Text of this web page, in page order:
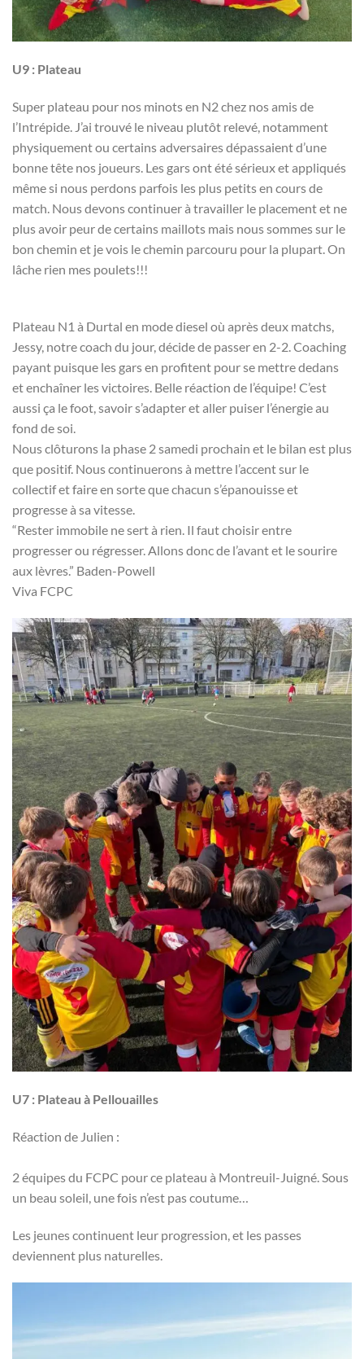
U9 : Plateau
Super plateau pour nos minots en N2 chez nos amis de
l’Intrépide. J’ai trouvé le niveau plutôt relevé, notamment
physiquement ou certains adversaires dépassaient d’une
bonne tête nos joueurs. Les gars ont été sérieux et appliqués
même si nous perdons parfois les plus petits en cours de
match. Nous devons continuer à travailler le placement et ne
plus avoir peur de certains maillots mais nous sommes sur le
bon chemin et je vois le chemin parcouru pour la plupart. On
lâche rien mes poulets!!!
Plateau N1 à Durtal en mode diesel où après deux matchs,
Jessy, notre coach du jour, décide de passer en 2-2. Coaching
payant puisque les gars en profitent pour se mettre dedans
et enchaîner les victoires. Belle réaction de l’équipe! C’est
aussi ça le foot, savoir s’adapter et aller puiser l’énergie au
fond de soi.
Nous clôturons la phase 2 samedi prochain et le bilan est plus
que positif. Nous continuerons à mettre l’accent sur le
collectif et faire en sorte que chacun s’épanouisse et
progresse à sa vitesse.
“Rester immobile ne sert à rien. Il faut choisir entre
progresser ou régresser. Allons donc de l’avant et le sourire
aux lèvres.” Baden-Powell
Viva FCPC
U7 : Plateau à Pellouailles
Réaction de Julien :
2 équipes du FCPC pour ce plateau à Montreuil-Juigné. Sous
un beau soleil, une fois n’est pas coutume…
Les jeunes continuent leur progression, et les passes
deviennent plus naturelles.